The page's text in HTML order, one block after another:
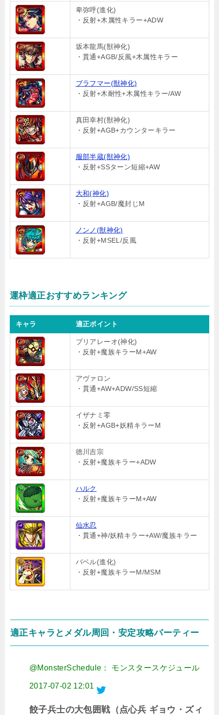
卑弥呼(進化)
・反射+木属性キラー+ADW
坂本龍馬(獣神化)
・貫通+AGB/反風+木属性キラー
ブラフマー(獣神化)
・反射+木耐性+木属性キラー/AW
真田幸村(獣神化)
・反射+AGB+カウンターキラー
服部半蔵(獣神化)
・反射+SSターン短縮+AW
大和(神化)
・反射+AGB/魔封じM
ノンノ(獣神化)
・反射+MSEL/反風
運枠適正おすすめランキング
キャラ 適正ポイント
ブリアレーオ(神化)
・反射+魔族キラーM+AW
アヴァロン
・貫通+AW+ADW/SS短縮
イザナミ零
・反射+AGB+妖精キラーM
徳川吉宗
・反射+魔族キラー+ADW
ハルク
・反射+魔族キラーM+AW
仙水忍
・貫通+神/妖精キラー+AW/魔族キラー
バベル(進化)
・反射+魔族キラーM/MSM
適正キャラとメダル周回・安定攻略パーティー
@MonsterSchedule： モンスタースケジュール
2017-07-02 12:01
餃子兵士の大包囲戦（点心兵 ギョウ・ズィ